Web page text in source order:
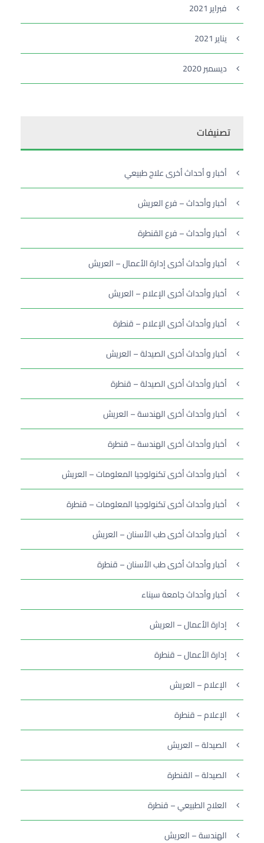
فبراير 2021
يناير 2021
ديسمبر 2020
تصنيفات
أخبار و أحداث أخرى علاج طبيعي
أخبار وأحداث – فرع العريش
أخبار وأحداث – فرع القنطرة
أخبار وأحداث أخرى إدارة الأعمال – العريش
أخبار وأحداث أخرى الإعلام – العريش
أخبار وأحداث أخرى الإعلام – قنطرة
أخبار وأحداث أخرى الصيدلة – العريش
أخبار وأحداث أخرى الصيدلة – قنطرة
أخبار وأحداث أخرى الهندسة – العريش
أخبار وأحداث أخرى الهندسة – قنطرة
أخبار وأحداث أخرى تكنولوجيا المعلومات – العريش
أخبار وأحداث أخرى تكنولوجيا المعلومات – قنطرة
أخبار وأحداث أخرى طب الأسنان – العريش
أخبار وأحداث أخرى طب الأسنان – قنطرة
أخبار وأحداث جامعة سيناء
إدارة الأعمال – العريش
إدارة الأعمال – قنطرة
الإعلام – العريش
الإعلام – قنطرة
الصيدلة – العريش
الصيدلة – القنطرة
العلاج الطبيعي – قنطرة
الهندسة – العريش